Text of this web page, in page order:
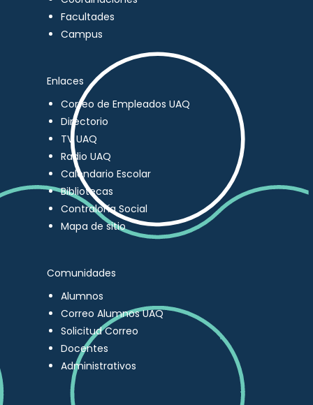
Facultades
Campus
Enlaces
Correo de Empleados UAQ
Directorio
TV UAQ
Radio UAQ
Calendario Escolar
Bibliotecas
Contraloría Social
Mapa de sitio
Comunidades
Alumnos
Correo Alumnos UAQ
Solicitud Correo
Docentes
Administrativos